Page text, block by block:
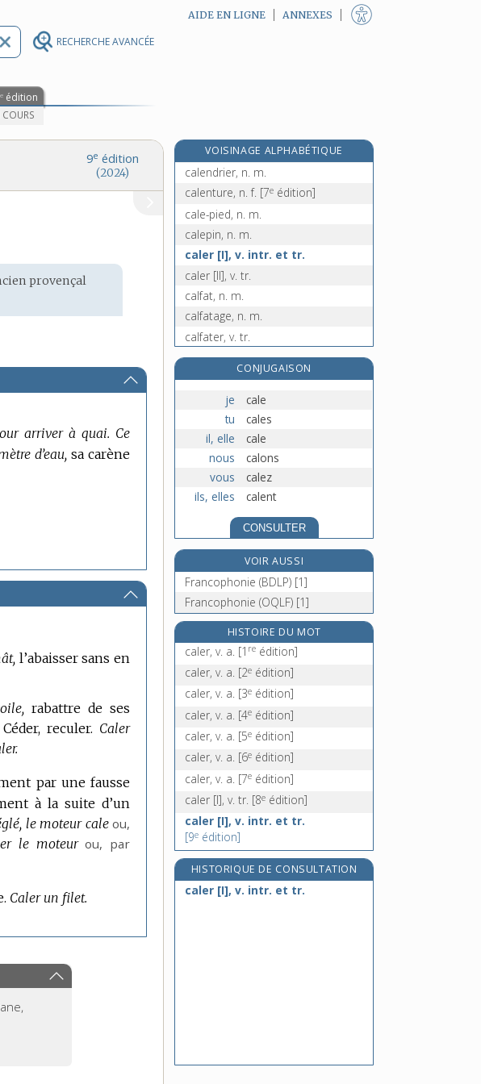
RECHERCHE AVANCÉE
AIDE EN LIGNE ANNEXES
e édition
COURS
9e édition
(2024)
provençal
arriver à quai. Ce
d’eau, sa carène
l’abaisser sans en
rabattre de ses
Céder, reculer. Caler
par une fausse
à la suite d’un
le moteur cale ou,
le moteur ou, par
Caler un filet.
VOISINAGE ALPHABÉTIQUE
calendes, n. f. pl.
calendrier, n. m.
calenture, n. f. [7e édition]
cale-pied, n. m.
calepin, n. m.
caler [I], v. intr. et tr.
caler [II], v. tr.
calfat, n. m.
calfatage, n. m.
calfater, v. tr.
calfateur, n. m.[1 édition]
calfeutrage, n. m.
calfeutrer, v. tr.
calibrage, n. m.
calibre, n. m.
CONJUGAISON
je
cale
tu
cales
il, elle
cale
nous
calons
vous
calez
ils, elles
calent
CONSULTER
VOIR AUSSI
Francophonie (BDLP) [1]
Francophonie (OQLF) [1]
HISTOIRE DU MOT
caler, v. a. [1 re édition]
caler, v. a. [2e édition]
caler, v. a. [3e édition]
caler, v. a. [4e édition]
caler, v. a. [5e édition]
caler, v. a. [6e édition]
caler, v. a. [7e édition]
caler [I], v. tr. [8e édition]
caler [I], v. intr. et tr.
[9e édition]
HISTORIQUE DE CONSULTATION
caler [I], v. intr. et tr.